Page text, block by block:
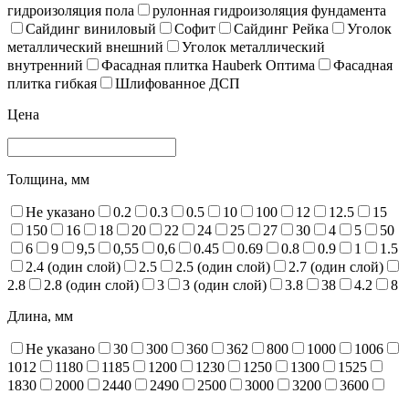
гидроизоляция пола
рулонная гидроизоляция фундамента
Сайдинг виниловый
Софит Сайдинг Рейка
Уголок
металлический внешний
Уголок металлический
внутренний
Фасадная плитка Hauberk Оптима
Фасадная
плитка гибкая
Шлифованное ДСП
Цена
Толщина, мм
Не указано 0.2 0.3 0.5 10 100 12 12.5
15
150
16 18 20 22 24 25 27 30 4 5
50
6
9 9,5 0,55 0,6 0.45 0.69 0.8 0.9 1
1.5
2.4 (один слой)
2.5 2.5 (один слой)
2.7 (один слой)
2.8
2.8 (один слой) 3 3 (один слой) 3.8 38 4.2
8
Длина, мм
Не указано 30 300 360 362 800 1000
1006
1012
1180 1185 1200 1230 1250 1300
1525
1830
2000 2440 2490 2500 3000 3200
3600